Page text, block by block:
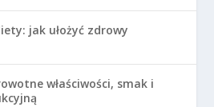
jak ułożyć zdrowy
właściwości, smak i